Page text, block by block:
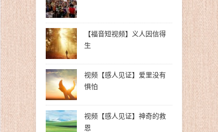
【福音短视频】义人因信得
生
视频【感人见证】爱里没有
惧怕
视频【感人见证】神奇的救
恩